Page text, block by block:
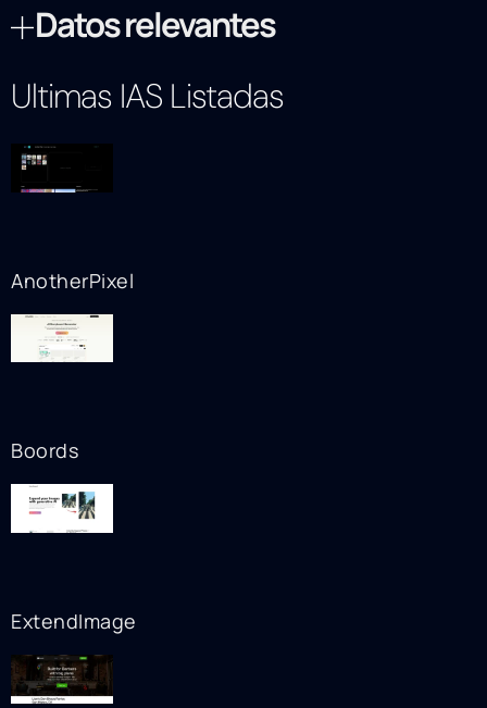
Datos relevantes
Ultimas IAS Listadas
AnotherPixel
Boords
ExtendImage